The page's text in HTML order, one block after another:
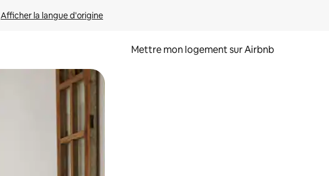
Afficher la langue d'origine
Mettre mon logement sur Airbnb